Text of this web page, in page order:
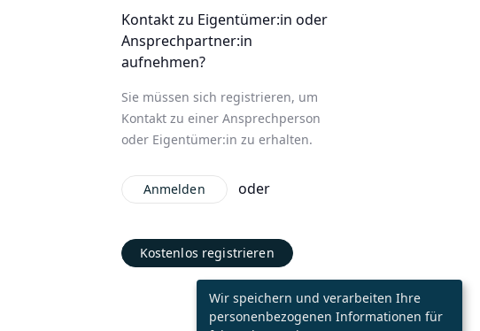
Kontakt zu Eigentümer:in oder
Ansprechpartner:in
aufnehmen?
Sie müssen sich registrieren, um
Kontakt zu einer Ansprechperson
oder Eigentümer:in zu erhalten.
Anmelden oder
Kostenlos registrieren
Wir speichern und verarbeiten Ihre
personenbezogenen Informationen für